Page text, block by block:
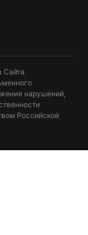
Сайта
нарушений,
Российской